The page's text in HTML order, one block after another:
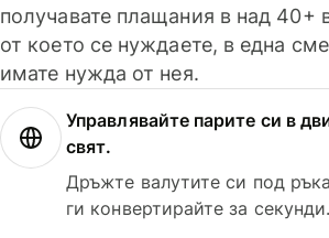
получавате плащания в над 40+
от което се нуждаете, в една
имате нужда от нея.
Управлявайте парите си в
свят.
Дръжте валутите си под
ги конвертирайте за секунди.